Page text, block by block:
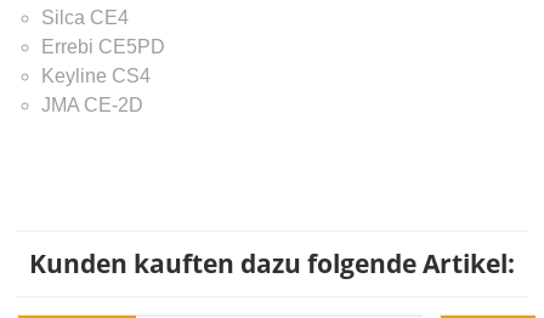
Silca CE4
Errebi CE5PD
Keyline CS4
JMA CE-2D
Kunden kauften dazu folgende Artikel: